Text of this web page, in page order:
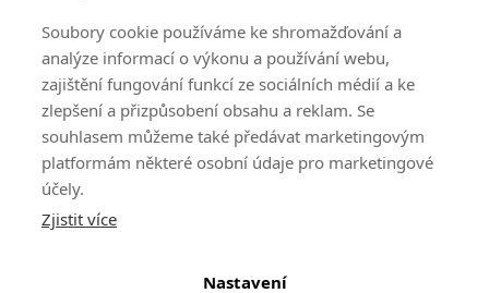
Soubory cookie používáme ke shromažďování a
analýze informací o výkonu a používání webu,
zajištění fungování funkcí ze sociálních médií a ke
zlepšení a přizpůsobení obsahu a reklam. Se
souhlasem můžeme také předávat marketingovým
platformám některé osobní údaje pro marketingové
účely.
Zjistit více
Nastavení
Shoptet |mime digital